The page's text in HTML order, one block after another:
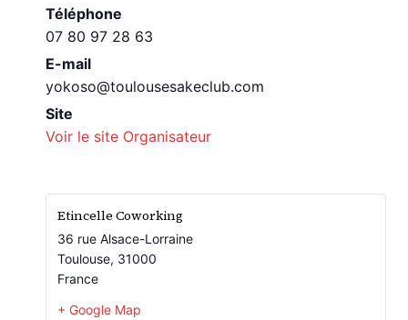
Téléphone
07 80 97 28 63
E-mail
yokoso@toulousesakeclub.com
Site
Voir le site Organisateur
Etincelle Coworking
36 rue Alsace-Lorraine
Toulouse, 31000
France
+ Google Map